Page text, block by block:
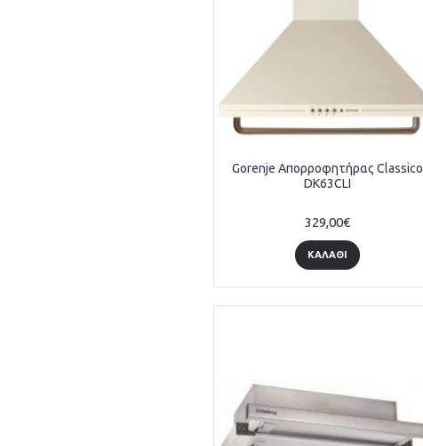
Gorenje Απορροφητήρας Classico
DK63CLI
329,00€
ΚΑΛΆΘΙ